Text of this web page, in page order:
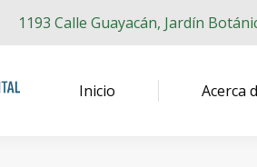
1193 Calle Guayacán, Jardín
Inicio Acerca